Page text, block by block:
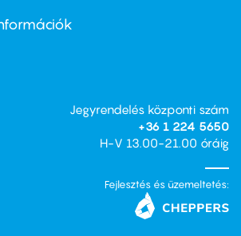
Jegyrendelés központi szám
+36 1 224 5650
H-V 13.00-21.00 óráig
Fejlesztés és üzemeltetés: